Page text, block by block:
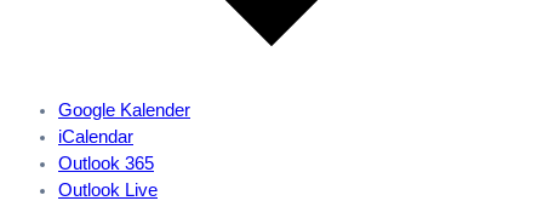
Google Kalender
iCalendar
Outlook 365
Outlook Live